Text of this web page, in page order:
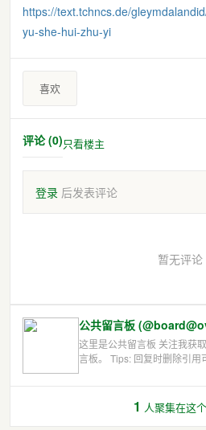
https://text.tchncs.de/
yu-she-hui-zhu-yi
喜欢
评论 (0)只看楼主
登录 后发表评论
暂无评论
公共留言板
这里是公共留言板 关注我获
言板。 Tips: 回复时删除引用
1 人聚集在这